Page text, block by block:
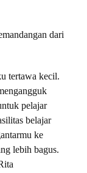
dari
tertawa kecil.
pelajar
belajar
ke
lebih bagus.